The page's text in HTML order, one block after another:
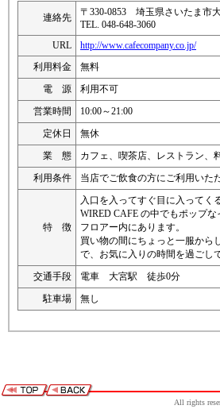
連絡先
〒330-0853 埼玉県さいたま
TEL. 048-648-3060
URL
http://www.cafecompany.co.jp/
利用料金
無料
電 源
利用不可
営業時間
10:00～21:00
定休日
無休
業 態
カフェ、喫茶店、レストラン、
利用条件
当店でご飲食の方にご利用いた
特 徴
入口を入ってすぐ目に入ってく
WIRED CAFE の中でもポップ
フロアー内にあります。
買い物の間にちょっと一服から
で、お気に入りの時間を過ごし
交通手段
電車 大宮駅 徒歩0分
駐車場
無し
All rights